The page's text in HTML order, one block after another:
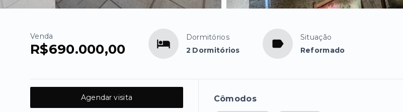
Venda
R$690.000,00
Dormitórios
2 Dormitórios
Situação
Reformado
Cômodos
Agendar visita